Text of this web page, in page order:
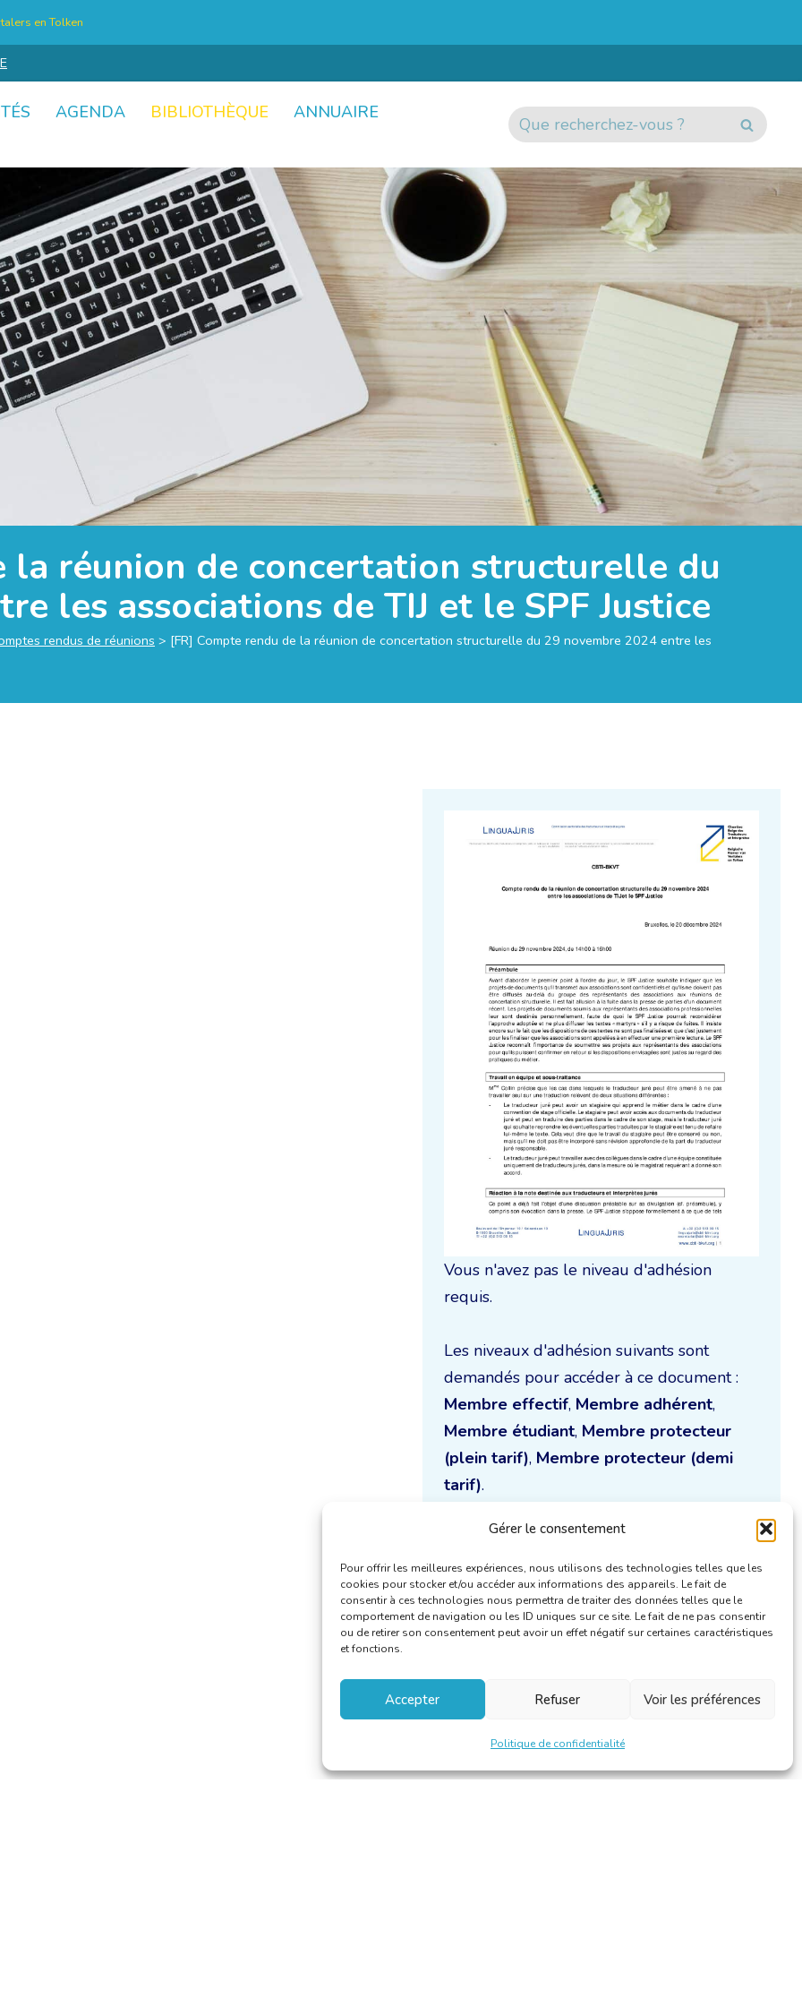
Gérer le consentement
Pour offrir les meilleures expériences, nous utilisons des technologies telles que les
cookies pour stocker et/ou accéder aux informations des appareils. Le fait de
consentir à ces technologies nous permettra de traiter des données telles que le
comportement de navigation ou les ID uniques sur ce site. Le fait de ne pas consentir
ou de retirer son consentement peut avoir un effet négatif sur certaines caractéristiques
et fonctions.
Accepter Refuser Voir les préférences
Politique de confidentialité
en Tolken
AGENDA BIBLIOTHÈQUE
ANNUAIRE
la réunion de concertation structurelle du
les associations de TIJ et le SPF Justice
rendus de réunions > [FR] Compte rendu de la réunion de concertation structurelle du 29 novembre 2024 entre les
Vous n'avez pas le niveau d'adhésion
requis.
Les niveaux d'adhésion suivants sont
demandés pour accéder à ce document :
Membre effectif, Membre adhérent,
Membre étudiant, Membre protecteur
(plein tarif), Membre protecteur (demi
tarif).